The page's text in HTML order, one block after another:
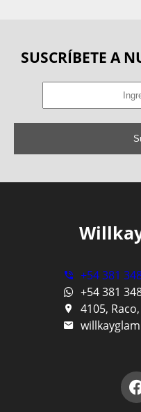
SUSCRÍBETE A
+54 381
+54 381
4105,